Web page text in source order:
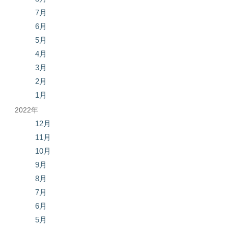
7月
6月
5月
4月
3月
2月
1月
2022年
12月
11月
10月
9月
8月
7月
6月
5月